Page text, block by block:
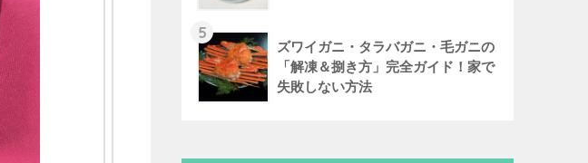
5
ズワイガニ・タラバガニ・毛ガニの
「解凍＆捌き方」完全ガイド！家で
失敗しない方法